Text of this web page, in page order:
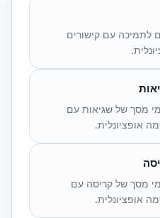
לתמיכה עם קישורים
מסך של שגיאות עם
אופציונלית.
מסך של קריסה עם
אופציונלית.